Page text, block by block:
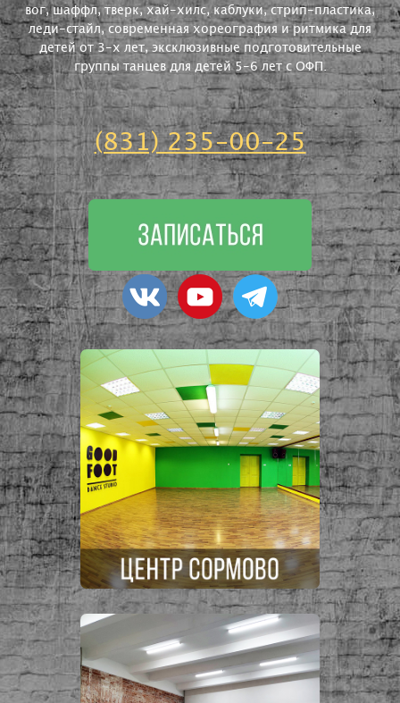
вог, шаффл, тверк, хай-хилс, каблуки, стрип-пластика,
леди-стайл, современная хореография и ритмика для
детей от 3-х лет, эксклюзивные подготовительные
группы танцев для детей 5-6 лет с ОФП.
(831) 235-00-25